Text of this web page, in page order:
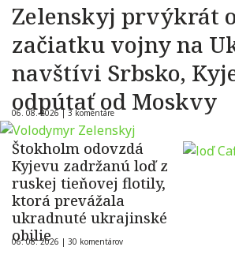
Zelenskyj prvýkrát
začiatku vojny na
navštívi Srbsko,
odpútať od Moskvy
06. 08. 2026 | 3 komentáre
Štokholm odovzdá
Kyjevu zadržanú loď z
ruskej tieňovej flotily,
ktorá prevážala
ukradnuté ukrajinské
obilie
06. 08. 2026 | 30 komentárov